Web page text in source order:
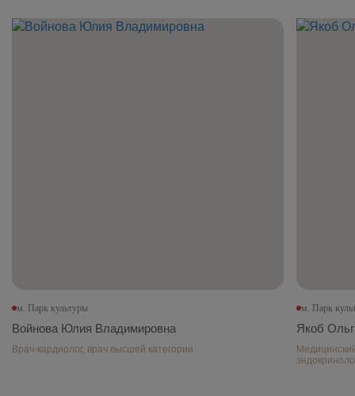
м. Парк культуры
Войнова Юлия Владимировна
Врач-кардиолог, врач высшей категории
м. Парк
Якоб